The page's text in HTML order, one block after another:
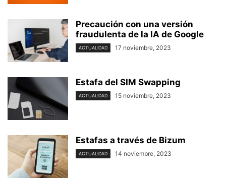
Precaución con una versión
fraudulenta de la IA de Google
ACTUALIDAD 17 noviembre, 2023
Estafa del SIM Swapping
ACTUALIDAD 15 noviembre, 2023
Estafas a través de Bizum
ACTUALIDAD 14 noviembre, 2023